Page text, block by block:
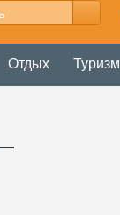
Отдых Туризм